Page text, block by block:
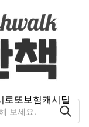
로또보험캐시딜